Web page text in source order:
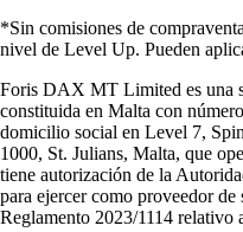
*Sin comisiones de
nivel de Level Up. Pueden
Foris DAX MT Limited es una
constituida en Malta con
domicilio social en Level 7,
1000, St. Julians, Malta, que
tiene autorización de la
para ejercer como proveedor
Reglamento 2023/1114 relativo